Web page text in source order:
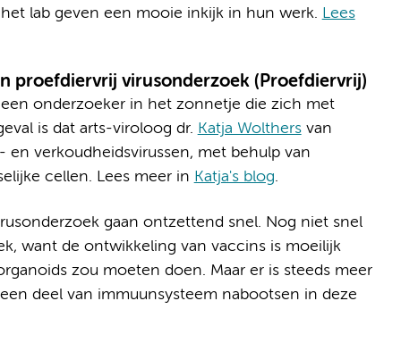
lab geven een mooie inkijk in hun werk. Lees
proefdiervrij virusonderzoek (Proefdiervrij)
onderzoeker in het zonnetje die zich met
is dat arts-viroloog dr. Katja Wolthersvan
verkoudheidsvirussen, met behulp van
cellen. Lees meer in Katja's blog.
gaan ontzettend snel. Nog niet snel
want de ontwikkeling van vaccins is moeilijk
zou moeten doen. Maar er is steeds meer
deel van immuunsysteem nabootsen in deze